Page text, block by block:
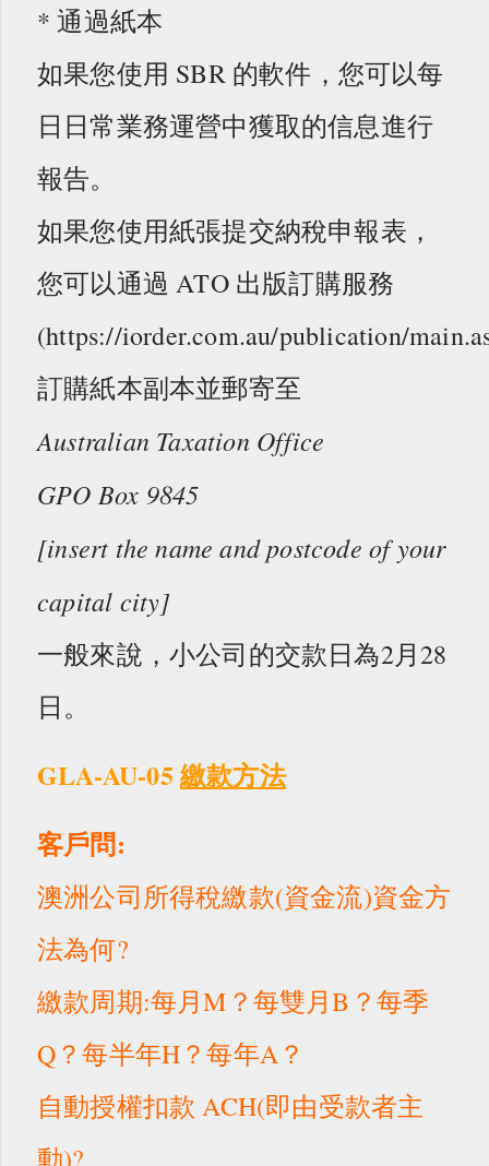
* 通過紙本
如果您使用 SBR 的軟件，您可以每
日日常業務運營中獲取的信息進行
報告。
如果您使用紙張提交納稅申報表，
您可以通過 ATO 出版訂購服務
(https://iorder.com.au/publication/
訂購紙本副本並郵寄至
Australian Taxation Office
GPO Box 9845
[insert the name and postcode of your
capital city]
一般來說，小公司的交款日為2月28
日。
GLA-AU-05繳款方法
客戶問:
澳洲公司所得稅繳款(資金流)資金方
法為何?
繳款周期:每月M？每雙月B？每季
Q？每半年H？每年A？
自動授權扣款 ACH(即由受款者主
動)?